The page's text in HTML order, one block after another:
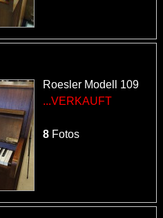
Roesler Modell 109
...VERKAUFT
8Fotos